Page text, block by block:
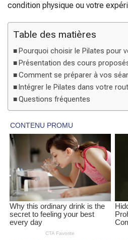
condition physique ou votre
Table des matières
Pourquoi choisir le Pilates pour
Présentation des cours
Comment se préparer à vos
Intégrer le Pilates dans votre
Questions fréquentes